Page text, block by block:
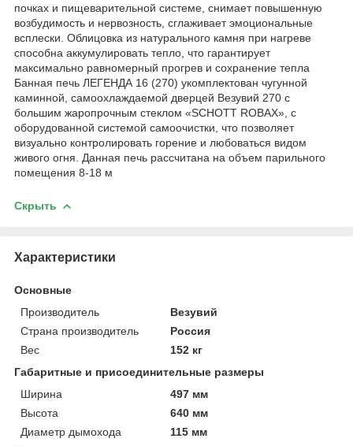
почках и пищеварительной системе, снимает повышенную
возбудимость и нервозность, сглаживает эмоциональные
всплески. Облицовка из натурального камня при нагреве
способна аккумулировать тепло, что гарантирует
максимально равномерный прогрев и сохранение тепла
Банная печь ЛЕГЕНДА 16 (270) укомплектован чугунной
каминной, самоохлаждаемой дверцей Везувий 270 с
большим жаропрочным стеклом «SCHOTT ROBAX», с
оборудованной системой самоочистки, что позволяет
визуально контролировать горение и любоваться видом
живого огня. Данная печь рассчитана на объем парильного
помещения 8-18 м
Скрыть
Характеристики
Основные
Производитель
Везувий
Страна производитель
Россия
Вес
152 кг
Габаритные и присоединительные размеры
Ширина
497 мм
Высота
640 мм
Диаметр дымохода
115 мм